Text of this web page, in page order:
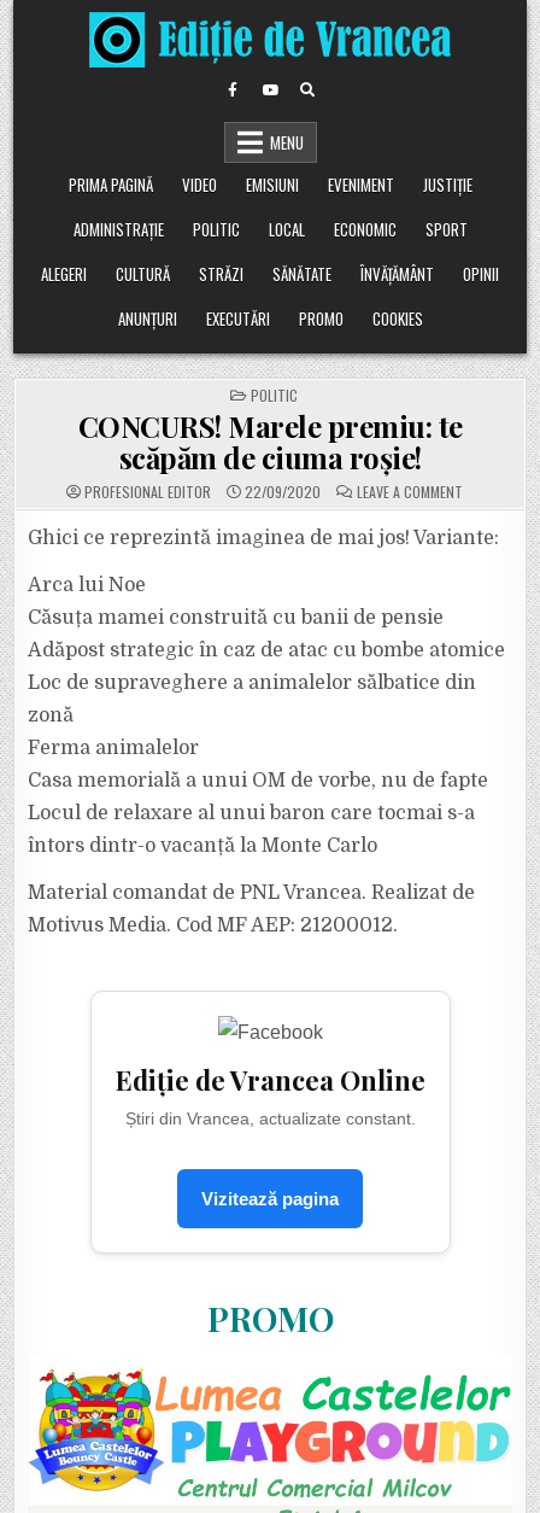
Skip
to
content
MENU
PRIMA PAGINĂ
VIDEO EMISIUNI EVENIMENT
JUSTIȚIE
ADMINISTRAȚIE
POLITIC LOCAL ECONOMIC
SPORT
ALEGERI
CULTURĂ STRĂZI SĂNĂTATE ÎNVĂȚĂMÂNT
OPINII
ANUNȚURI
EXECUTĂRI PROMO COOKIES
POSTED
IN
POLITIC
CONCURS! Marele premiu: te
scăpăm de ciuma roșie!
PROFESIONAL EDITOR 22/09/2020 LEAVE A COMMENTON
CONCURS!
PREMIU:
TE
Ghici ce reprezintă imaginea de mai jos! Variante:
Arca lui Noe
Căsuța mamei construită cu banii de pensie
Adăpost strategic în caz de atac cu bombe atomice
Loc de supraveghere a animalelor sălbatice din
zonă
Ferma animalelor
Casa memorială a unui OM de vorbe, nu de fapte
Locul de relaxare al unui baron care tocmai s-a
întors dintr-o vacanță la Monte Carlo
Material comandat de PNL Vrancea. Realizat de
Motivus Media. Cod MF AEP: 21200012.
Ediție de Vrancea Online
Știri din Vrancea, actualizate constant.
Vizitează pagina
PROMO